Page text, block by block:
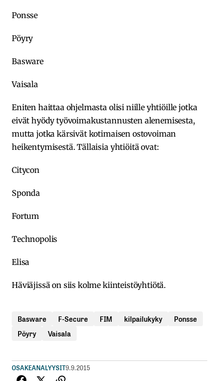
Ponsse
Pöyry
Basware
Vaisala
Eniten haittaa ohjelmasta olisi niille yhtiöille jotka
eivät hyödy työvoimakustannusten alenemisesta,
mutta jotka kärsivät kotimaisen ostovoiman
heikentymisestä. Tällaisia yhtiöitä ovat:
Citycon
Sponda
Fortum
Technopolis
Elisa
Häviäjissä on siis kolme kiinteistöyhtiötä.
Basware F-Secure FIM kilpailukyky
Ponsse
Pöyry
Vaisala
OSAKEANALYYSIT9.9.2015